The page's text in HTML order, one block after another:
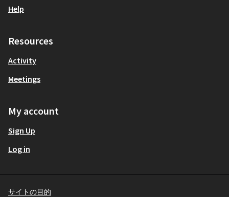
Help
Resources
Activity
Meetings
My account
Sign Up
Log in
サイトの目的